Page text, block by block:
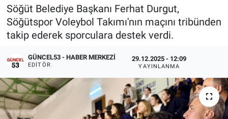
Söğüt Belediye Başkanı Ferhat Durgut,
Söğütspor Voleybol Takımı'nın maçını tribünden
takip ederek sporculara destek verdi.
GÜNCEL53 - HABER MERKEZI
EDITÖR
29.12.2025 - 12:09
YAYINLANMA